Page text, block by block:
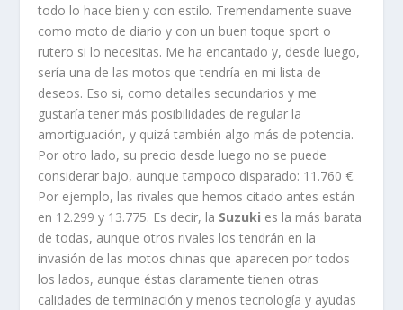
todo lo hace bien y con estilo. Tremendamente suave
como moto de diario y con un buen toque sport o
rutero si lo necesitas. Me ha encantado y, desde luego,
sería una de las motos que tendría en mi lista de
deseos. Eso si, como detalles secundarios y me
gustaría tener más posibilidades de regular la
amortiguación, y quizá también algo más de potencia.
Por otro lado, su precio desde luego no se puede
considerar bajo, aunque tampoco disparado: 11.760 €.
Por ejemplo, las rivales que hemos citado antes están
en 12.299 y 13.775. Es decir, la Suzuki es la más barata
de todas, aunque otros rivales los tendrán en la
invasión de las motos chinas que aparecen por todos
los lados, aunque éstas claramente tienen otras
calidades de terminación y menos tecnología y ayudas